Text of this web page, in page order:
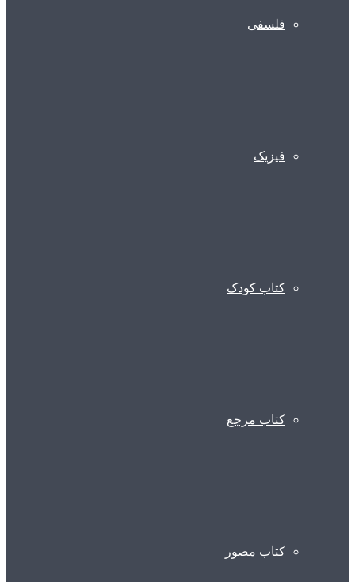
فلسفی
فیزیک
کتاب کودک
کتاب مرجع
کتاب مصور